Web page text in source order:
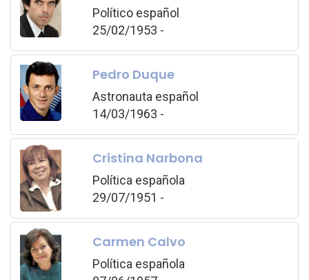
Político español
25/02/1953 -
Pedro Duque
Astronauta español
14/03/1963 -
Cristina Narbona
Política española
29/07/1951 -
Carmen Calvo
Política española